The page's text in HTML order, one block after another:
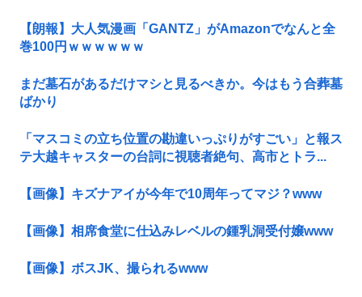
【朗報】大人気漫画「GANTZ」がAmazonでなんと全
巻100円ｗｗｗｗｗｗ
まだ墓石があるだけマシと見るべきか。今はもう合葬墓
ばかり
「マスコミの立ち位置の勘違いっぷりがすごい」と報ス
テ大越キャスターの台詞に視聴者絶句、高市とトラ...
【画像】キズナアイが今年で10周年ってマジ？www
【画像】相席食堂に仕込みレベルの鍾乳洞受付嬢www
【画像】ボスJK、撮られるwww